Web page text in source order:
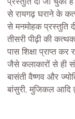
प्रस्तुति दी जा चुकी
से रायगढ़ घराने के
से मनमोहक प्रस्तुति
तीसरी पीढ़ी की
पास शिक्षा प्राप्त
जैसे कलाकारों से ही
बासंती वैष्णव और
बांसुरी, मुजिकल आदि